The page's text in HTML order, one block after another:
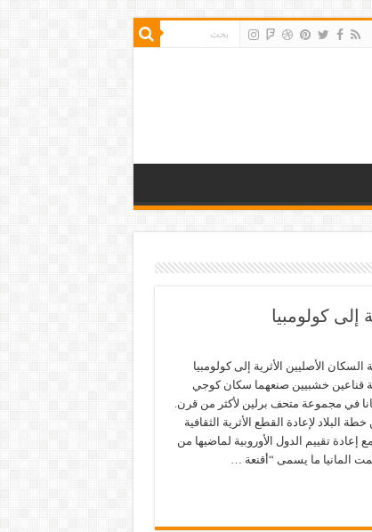
إلى كولومبيا
السكان الأصليين الأثرية إلى كولومبيا
قناعين خشبيين صنعهما سكان كوجي
كانا في مجموعة متحف برلين لأكثر من قرن.
البلاد لإعادة القطع الأثرية الثقافية
إعادة تقييم الدول الأوروبية لماضيها من
المانيا ما يسمى “أقنعة …